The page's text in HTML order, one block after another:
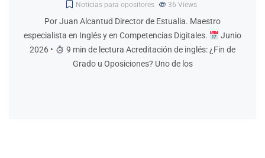
Noticias para opositores 36 Views
Por Juan Alcantud Director de Estualia. Maestro
especialista en Inglés y en Competencias Digitales.
Junio
2026 •
9 min de lectura Acreditación de inglés: ¿Fin de
Grado u Oposiciones? Uno de los